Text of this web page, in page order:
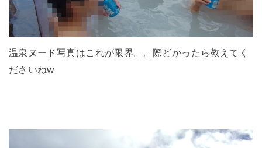
温泉ヌード写真はこれが限界。。際どかったら教えてく
ださいねw